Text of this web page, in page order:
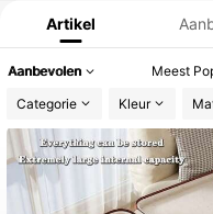
Artikel
Aanbevolen Meest
Categorie
Kleur